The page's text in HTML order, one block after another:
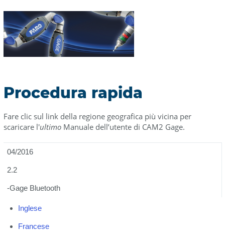
Procedura rapida
Fare clic sul link della regione geografica più vicina per
scaricare l'ultimo Manuale dell’utente di CAM2 Gage.
04/2016
2.2
-Gage Bluetooth
Inglese
Francese